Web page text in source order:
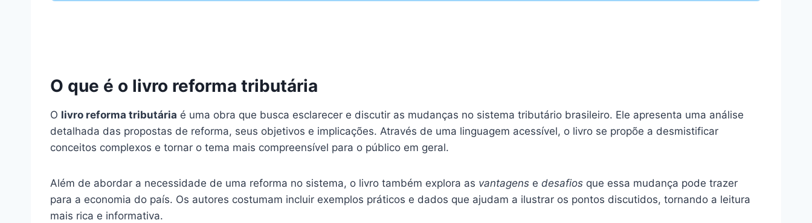
O que é o livro reforma tributária
O livro reforma tributária é uma obra que busca esclarecer e discutir as mudanças no sistema tributário brasileiro. Ele apresenta uma análise
detalhada das propostas de reforma, seus objetivos e implicações. Através de uma linguagem acessível, o livro se propõe a desmistificar
conceitos complexos e tornar o tema mais compreensível para o público em geral.
Além de abordar a necessidade de uma reforma no sistema, o livro também explora as vantagens e desafios que essa mudança pode trazer
para a economia do país. Os autores costumam incluir exemplos práticos e dados que ajudam a ilustrar os pontos discutidos, tornando a leitura
mais rica e informativa.